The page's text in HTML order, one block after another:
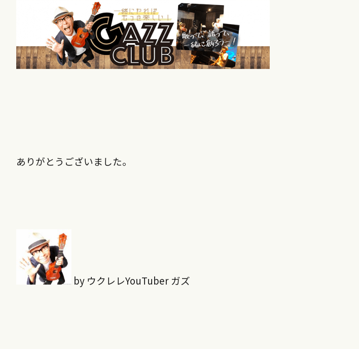
ありがとうございました。
by ウクレレYouTuber ガズ